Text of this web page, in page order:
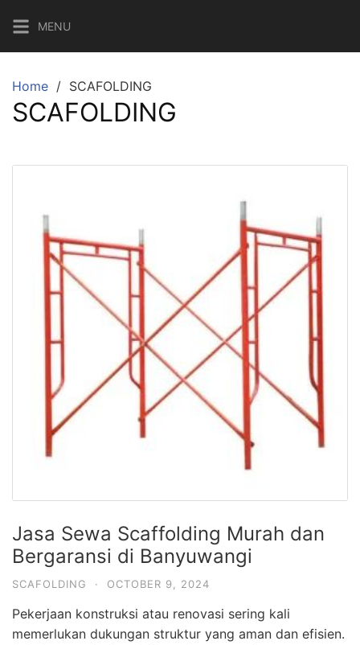
MENU
Home SCAFOLDING
SCAFOLDING
Jasa Sewa Scaffolding Murah dan
Bergaransi di Banyuwangi
SCAFOLDING · OCTOBER 9, 2024
Pekerjaan konstruksi atau renovasi sering kali
memerlukan dukungan struktur yang aman dan efisien.